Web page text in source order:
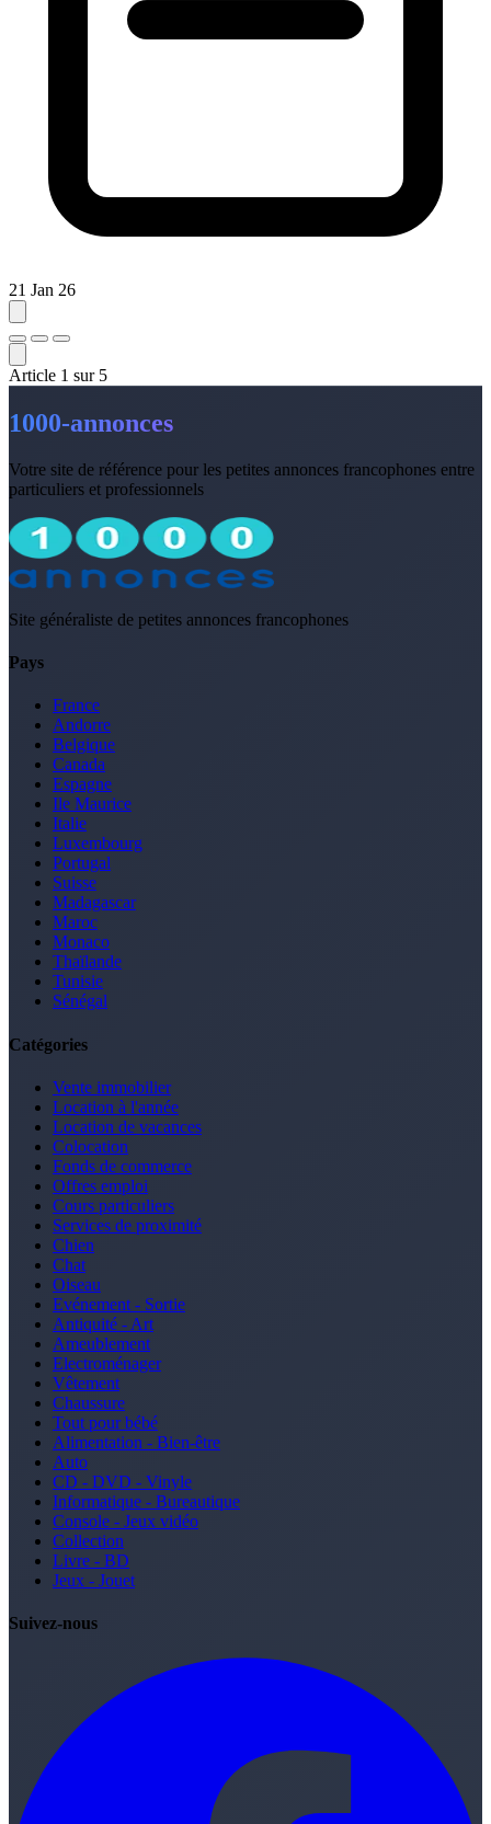
21 Jan 26
Article 1 sur 5
1000-annonces
Votre site de référence pour les petites annonces francophones entre
particuliers et professionnels
Site généraliste de petites annonces francophones
Pays
France
Andorre
Belgique
Canada
Espagne
Ile Maurice
Italie
Luxembourg
Portugal
Suisse
Madagascar
Maroc
Monaco
Thaïlande
Tunisie
Sénégal
Catégories
Vente immobilier
Location à l'année
Location de vacances
Colocation
Fonds de commerce
Offres emploi
Cours particuliers
Services de proximité
Chien
Chat
Oiseau
Evénement - Sortie
Antiquité - Art
Ameublement
Electroménager
Vêtement
Chaussure
Tout pour bébé
Alimentation - Bien-être
Auto
CD - DVD - Vinyle
Informatique - Bureautique
Console - Jeux vidéo
Collection
Livre - BD
Jeux - Jouet
Suivez-nous